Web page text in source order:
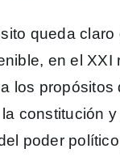
queda
en el
los
constitución
poder